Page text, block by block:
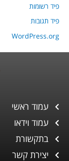
פיד רשומות
פיד תגובות
WordPress.org
עמוד ראשי
עמוד וידאו
בתקשורת
יצירת קשר